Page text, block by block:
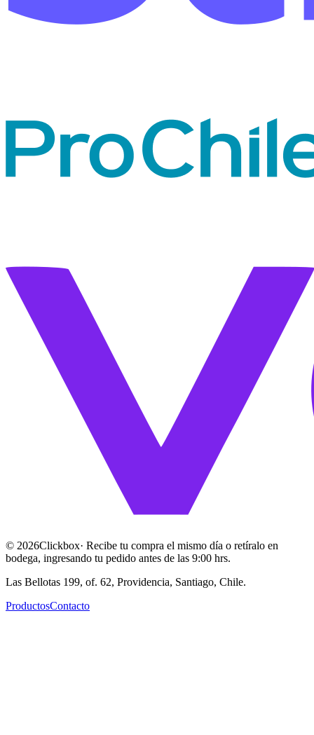
© 2026Clickbox· Recibe tu compra el mismo día o retíralo en
bodega, ingresando tu pedido antes de las 9:00 hrs.
Las Bellotas 199, of. 62, Providencia, Santiago, Chile.
ProductosContacto